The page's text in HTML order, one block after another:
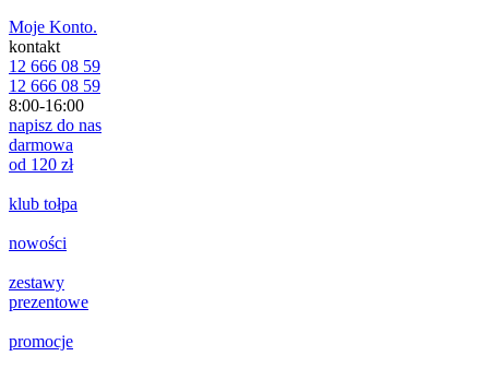
Moje Konto.
kontakt
12 666 08 59
12 666 08 59
8:00-16:00
napisz do nas
darmowa
od 120 zł
klub tołpa
nowości
zestawy
prezentowe
promocje